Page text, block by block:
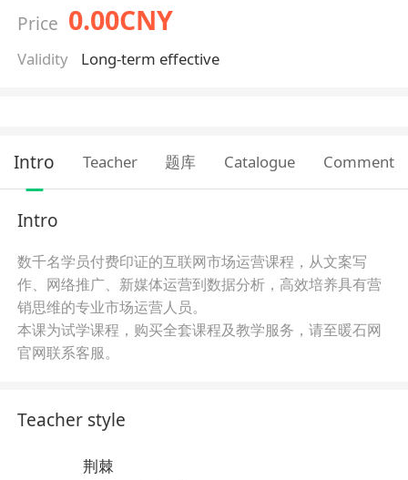
Price 0.00CNY
Validity Long-term effective
Intro Teacher 题库 Catalogue Comment
Intro
数千名学员付费印证的互联网市场运营课程，从文案写
作、网络推广、新媒体运营到数据分析，高效培养具有营
销思维的专业市场运营人员。
本课为试学课程，购买全套课程及教学服务，请至暖石网
官网联系客服。
Teacher style
荆棘